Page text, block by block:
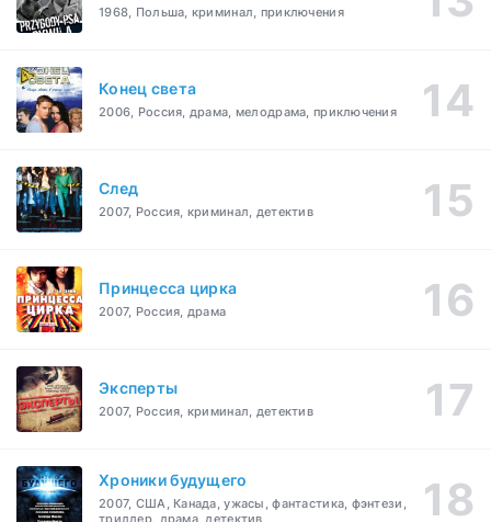
1968, Польша, криминал, приключения
Конец света
2006, Россия, драма, мелодрама, приключения
След
2007, Россия, криминал, детектив
Принцесса цирка
2007, Россия, драма
Эксперты
2007, Россия, криминал, детектив
Хроники будущего
2007, США, Канада, ужасы, фантастика, фэнтези,